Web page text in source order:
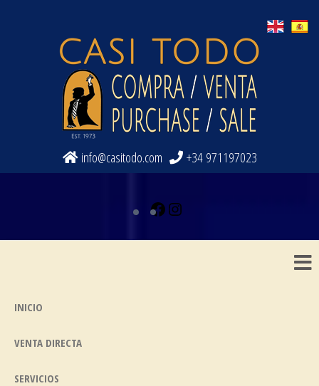
info@casitodo.com +34 971197023
INICIO
VENTA DIRECTA
SERVICIOS